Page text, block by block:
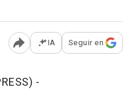
Abrir opciones para
IA Seguir en
-